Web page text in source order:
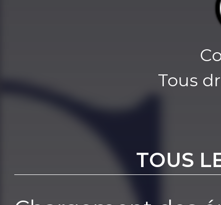
Tous
TOUS